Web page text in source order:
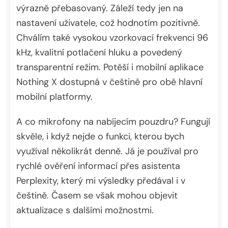
výrazně přebasovaný. Záleží tedy jen na
nastavení uživatele, což hodnotím pozitivně.
Chválím také vysokou vzorkovací frekvenci 96
kHz, kvalitní potlačení hluku a povedený
transparentní režim. Potěší i mobilní aplikace
Nothing X dostupná v češtině pro obě hlavní
mobilní platformy.
A co mikrofony na nabíjecím pouzdru? Fungují
skvěle, i když nejde o funkci, kterou bych
využíval několikrát denně. Já je používal pro
rychlé ověření informací přes asistenta
Perplexity, který mi výsledky předával i v
češtině. Časem se však mohou objevit
aktualizace s dalšími možnostmi.